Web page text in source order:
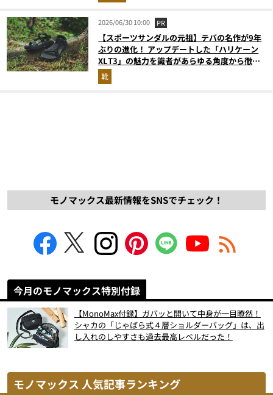
2026/06/30 10:00 PR
【スポーツサンダルの元祖】テバの名作が9年
ぶりの進化！ アップデートした「ハリケーン
XLT3」の魅力を識者があらゆる角度から徹底
解説！
靴
モノマックス最新情報をSNSでチェック！
今月のモノマックス特別付録
【MonoMax付録】ガバッと開いて中身が一目瞭然！
シャカの「じゃばら式４層ショルダーバッグ」は、出
し入れのしやすさも過去最高レベルだった！
モノマックス 人気記事ランキング